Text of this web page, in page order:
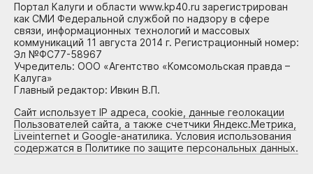
Портал Калуги и области www.kp40.ru зарегистрирован
как СМИ Федеральной службой по надзору в сфере
связи, информационных технологий и массовых
коммуникаций 11 августа 2014 г. Регистрационный номер:
Эл №ФС77-58967
Учредитель: ООО «Агентство «Комсомольская правда –
Калуга»
Главный редактор: Ивкин В.П.
Сайт использует IP адреса, cookie, данные геолокации
Пользователей сайта, а также счетчики Яндекс.Метрика,
Liveinternet и Google-анатилика. Условия использования
содержатся в Политике по защите персональных данных.